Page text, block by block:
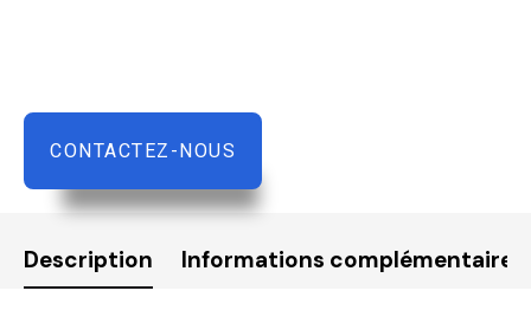
CONTACTEZ-NOUS
Description Informations complémentaires